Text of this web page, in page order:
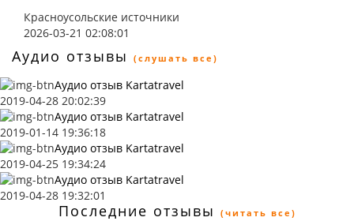
Красноусольские источники
2026-03-21 02:08:01
Аудио отзывы (слушать все)
Аудио отзыв Kartatravel
2019-04-28 20:02:39
Аудио отзыв Kartatravel
2019-01-14 19:36:18
Аудио отзыв Kartatravel
2019-04-25 19:34:24
Аудио отзыв Kartatravel
2019-04-28 19:32:01
Последние отзывы (читать все)